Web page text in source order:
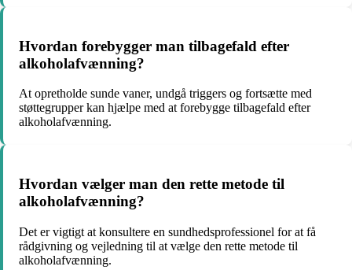
Hvordan forebygger man tilbagefald efter
alkoholafvænning?
At opretholde sunde vaner, undgå triggers og fortsætte med
støttegrupper kan hjælpe med at forebygge tilbagefald efter
alkoholafvænning.
Hvordan vælger man den rette metode til
alkoholafvænning?
Det er vigtigt at konsultere en sundhedsprofessionel for at få
rådgivning og vejledning til at vælge den rette metode til
alkoholafvænning.